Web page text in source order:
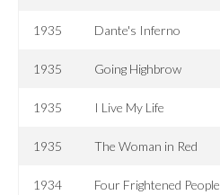
1935 Dante's Inferno
1935 Going Highbrow
1935 I Live My Life
1935 The Woman in Red
1934 Four Frightened People